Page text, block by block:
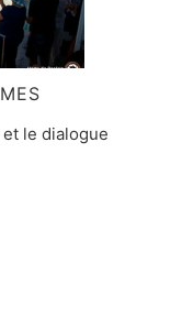
le dialogue